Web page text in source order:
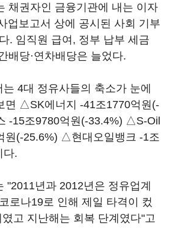
채권자인 금융기관에 내는 이자
업보고서 상에 공시된 사회 기부
. 임직원 급여, 정부 납부 세금
배당·연차배당은 늘었다.
4대 정유사들의 축소가 눈에
면 △SK에너지 -41조1770억원(-
-15조9780억원(-33.4%) △S-Oil
원(-25.6%) △현대오일뱅크 -1조
다.
"2011년과 2012년은 정유업계
로나19로 인해 제일 타격이 컸
고 지난해는 회복 단계였다"고